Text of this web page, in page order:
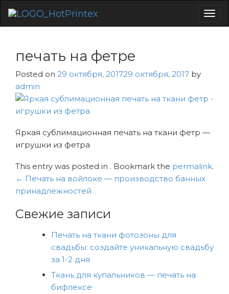
печать на фетре
Posted on 29 октября, 201729 октября, 2017 by
admin
Яркая сублимационная печать на ткани фетр —
игрушки из фетра
This entry was posted in . Bookmark the permalink.
Навигация
по
записям
← Печать на войлоке — производство банных
принадлежностей
Свежие записи
Печать на ткани фотозоны для
свадьбы: создайте уникальную свадьбу
за 1-2 дня
Ткань для купальников — печать на
бифлексе